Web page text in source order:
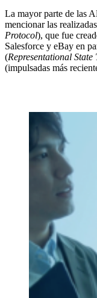
La mayor parte de las
mencionar las
Protocol), que fue
Salesforce y eBay en
(Representational State
(impulsadas más